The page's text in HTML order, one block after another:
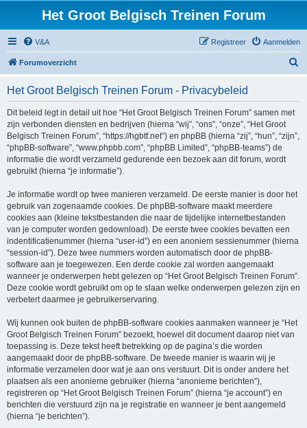
Het Groot Belgisch Treinen Forum
V&A Aanmelden
Registreer
Forumoverzicht
Het Groot Belgisch Treinen Forum - Privacybeleid
Dit beleid legt in detail uit hoe “Het Groot Belgisch Treinen Forum” samen met
zijn verbonden diensten en bedrijven (hierna “wij”, “ons”, “onze”, “Het Groot
Belgisch Treinen Forum”, “https://hgbtf.net”) en phpBB (hierna “zij”, “hun”, “zijn”,
“phpBB-software”, “www.phpbb.com”, “phpBB Limited”, “phpBB-teams”) de
informatie die wordt verzameld gedurende een bezoek aan dit forum, wordt
gebruikt (hierna “je informatie”).
Je informatie wordt op twee manieren verzameld. De eerste manier is door het
gebruik van zogenaamde cookies. De phpBB-software maakt meerdere
cookies aan (kleine tekstbestanden die naar de tijdelijke internetbestanden
van je computer worden gedownload). De eerste twee cookies bevatten een
indentificatienummer (hierna “user-id”) en een anoniem sessienummer (hierna
“session-id”). Deze twee nummers worden automatisch door de phpBB-
software aan je toegewezen. Een derde cookie zal worden aangemaakt
wanneer je onderwerpen hebt gelezen op “Het Groot Belgisch Treinen Forum”.
Deze cookie wordt gebruikt om op te slaan welke onderwerpen gelezen zijn en
verbetert daarmee je gebruikerservaring.
Wij kunnen ook buiten de phpBB-software cookies aanmaken wanneer je “Het
Groot Belgisch Treinen Forum” bezoekt, hoewel dit document daarop niet van
toepassing is. Deze tekst heeft betrekking op de pagina’s die worden
aangemaakt door de phpBB-software. De tweede manier is waarin wij je
informatie verzamelen door wat je aan ons verstuurt. Dit is onder andere het
plaatsen als een anonieme gebruiker (hierna “anonieme berichten”),
registreren op “Het Groot Belgisch Treinen Forum” (hierna “je account”) en
berichten die verstuurd zijn na je registratie en wanneer je bent aangemeld
(hierna “je berichten”).